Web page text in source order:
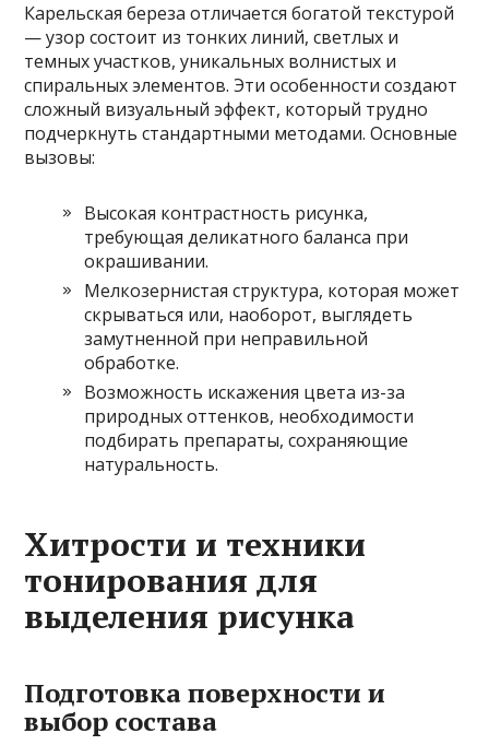
Карельская береза отличается богатой текстурой
— узор состоит из тонких линий, светлых и
темных участков, уникальных волнистых и
спиральных элементов. Эти особенности создают
сложный визуальный эффект, который трудно
подчеркнуть стандартными методами. Основные
вызовы:
Высокая контрастность рисунка,
требующая деликатного баланса при
окрашивании.
Мелкозернистая структура, которая может
скрываться или, наоборот, выглядеть
замутненной при неправильной
обработке.
Возможность искажения цвета из-за
природных оттенков, необходимости
подбирать препараты, сохраняющие
натуральность.
Хитрости и техники
тонирования для
выделения рисунка
Подготовка поверхности и
выбор состава